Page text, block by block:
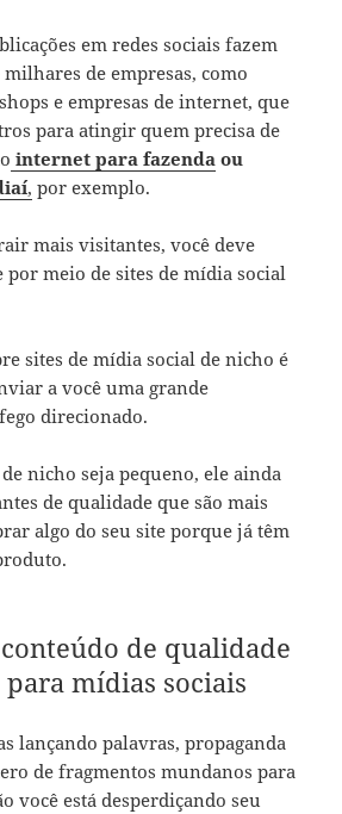
em redes sociais fazem
de empresas, como
e empresas de internet, que
para atingir quem precisa de
internet para fazenda ou
, por exemplo.
mais visitantes, você deve
meio de sites de mídia social
sites de mídia social de nicho é
a você uma grande
direcionado.
nicho seja pequeno, ele ainda
de qualidade que são mais
algo do seu site porque já têm
de qualidade
mídias sociais
lançando palavras, propaganda
de fragmentos mundanos para
você está desperdiçando seu